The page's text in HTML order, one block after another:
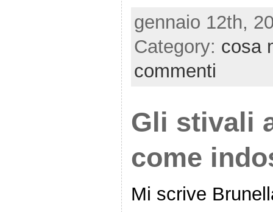
gennaio 12th,
Category: cosa
commenti
Gli stivali
come
Mi scrive